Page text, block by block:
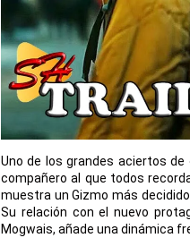
Uno de los grandes aciertos
compañero al que todos
muestra un Gizmo más
Su relación con el nuevo
Mogwais, añade una dinámica